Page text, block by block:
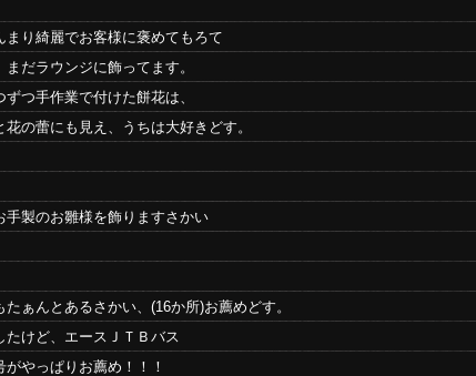
り綺麗でお客様に褒めてもろて
だラウンジに飾ってます。
つ手作業で付けた餅花は、
の蕾にも見え、うちは大好きどす。
手製のお雛様を飾りますさかい
ぁんとあるさかい、(16か所)お薦めどす。
たけど、エースＪＴＢバス
やっぱりお薦め！！！